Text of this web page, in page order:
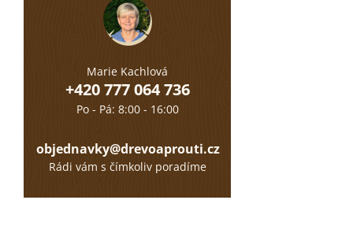
Marie Kachlová
+420 777 064 736
Po - Pá: 8:00 - 16:00
objednavky@drevoaprouti.cz
Rádi vám s čímkoliv poradíme